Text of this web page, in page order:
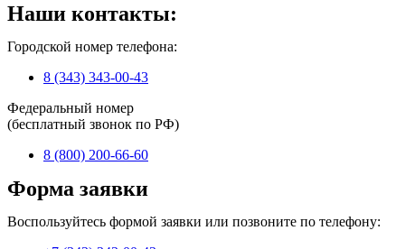
Наши контакты:
Городской номер телефона:
8 (343) 343-00-43
Федеральный номер
(бесплатный звонок по РФ)
8 (800) 200-66-60
Форма заявки
Воспользуйтесь формой заявки или позвоните по телефону: